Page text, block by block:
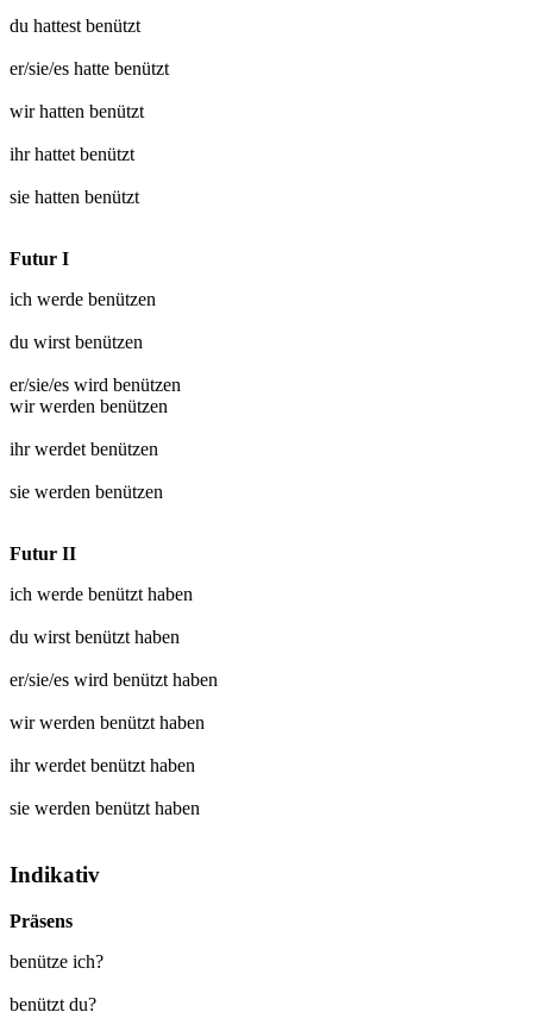
du hattest benützt
er/sie/es hatte benützt
wir hatten benützt
ihr hattet benützt
sie hatten benützt
Futur I
ich werde benützen
du wirst benützen
er/sie/es wird benützen
wir werden benützen
ihr werdet benützen
sie werden benützen
Futur II
ich werde benützt haben
du wirst benützt haben
er/sie/es wird benützt haben
wir werden benützt haben
ihr werdet benützt haben
sie werden benützt haben
Indikativ
Präsens
benütze ich?
benützt du?